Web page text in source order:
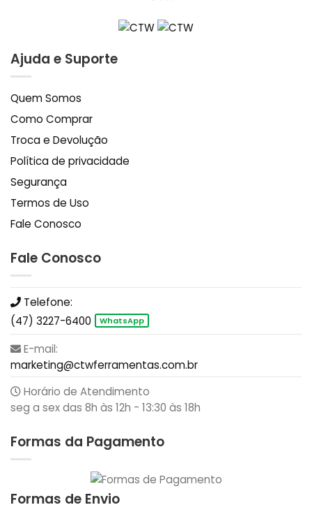
Ajuda e Suporte
Quem Somos
Como Comprar
Troca e Devolução
Política de privacidade
Segurança
Termos de Uso
Fale Conosco
Fale Conosco
Telefone:
(47) 3227-6400
WhatsApp
E-mail:
marketing@ctwferramentas.com.br
Horário de Atendimento
seg a sex das 8h às 12h - 13:30 às 18h
Formas da Pagamento
Formas de Envio